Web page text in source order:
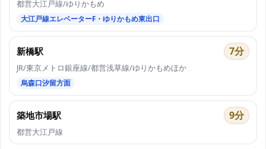
都営大江戸線/ゆりかもめ
大江戸線エレベーターF・ゆりかもめ東出口
新橋駅 7分
JR/東京メトロ銀座線/都営浅草線/ゆりかもめほか
烏森口汐留方面
築地市場駅 9分
都営大江戸線